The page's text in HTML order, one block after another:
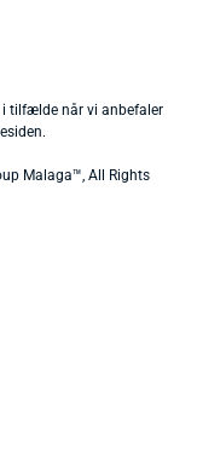
tilfælde når vi anbefaler
Malaga™, All Rights